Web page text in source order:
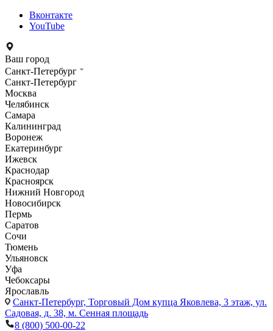
Вконтакте
YouTube
Ваш город
Санкт-Петербург
Санкт-Петербург
Москва
Челябинск
Самара
Калининград
Воронеж
Екатеринбург
Ижевск
Краснодар
Красноярск
Нижний Новгород
Новосибирск
Пермь
Саратов
Сочи
Тюмень
Ульяновск
Уфа
Чебоксары
Ярославль
Санкт-Петербург, Торговый Дом купца Яковлева, 3 этаж, ул.
Садовая, д. 38, м. Сенная площадь
8 (800) 500-00-22